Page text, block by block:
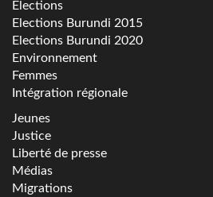
Elections
Elections Burundi 2015
Elections Burundi 2020
Environnement
Femmes
Intégration régionale
Jeunes
Justice
Liberté de presse
Médias
Migrations